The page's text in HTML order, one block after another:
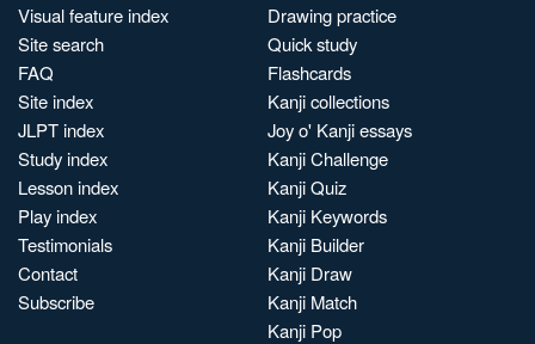
Visual feature index
Site search
FAQ
Site index
JLPT index
Study index
Lesson index
Play index
Testimonials
Contact
Subscribe
Drawing practice
Quick study
Flashcards
Kanji collections
Joy o' Kanji essays
Kanji Challenge
Kanji Quiz
Kanji Keywords
Kanji Builder
Kanji Draw
Kanji Match
Kanji Pop